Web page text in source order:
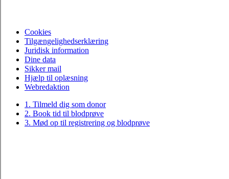
Cookies
Tilgængelighedserklæring
Juridisk information
Dine data
Sikker mail
Hjælp til oplæsning
Webredaktion
1. Tilmeld dig som donor
2. Book tid til blodprøve
3. Mød op til registrering og blodprøve